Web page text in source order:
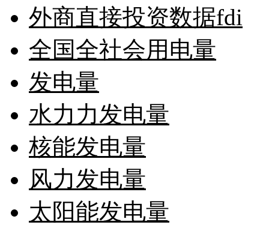
外商直接投资数据fdi
全国全社会用电量
发电量
水力力发电量
核能发电量
风力发电量
太阳能发电量